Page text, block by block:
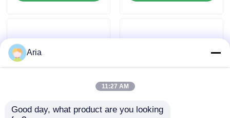
Ειδήσεις
Ζητήστε μια προσφορά
Πνευματικά εξαρτήματα σωλήνων
Aria
11:27 AM
Good day, what product are you looking